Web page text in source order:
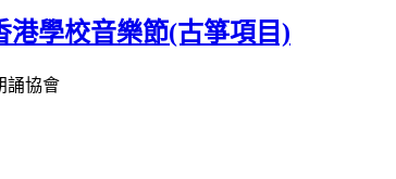
港學校音樂節(古箏項目)
誦協會